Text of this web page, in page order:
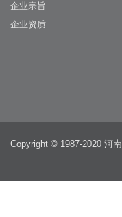
企业宗旨
企业资质
Copyright © 1987-2020 河